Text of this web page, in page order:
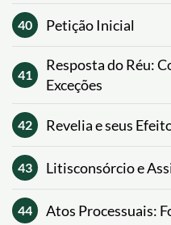
40 Petição Inicial
41
Resposta do Réu:
Exceções
42 Revelia e seus
43 Litisconsórcio e
44 Atos Processuais: